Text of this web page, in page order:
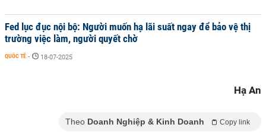
Fed lục đục nội bộ: Người muốn hạ lãi suất ngay để bảo vệ thị
trường việc làm, người quyết chờ
QUỐC TẾ - 18-07-2025
Hạ An
Theo Doanh Nghiệp & Kinh Doanh Copy link